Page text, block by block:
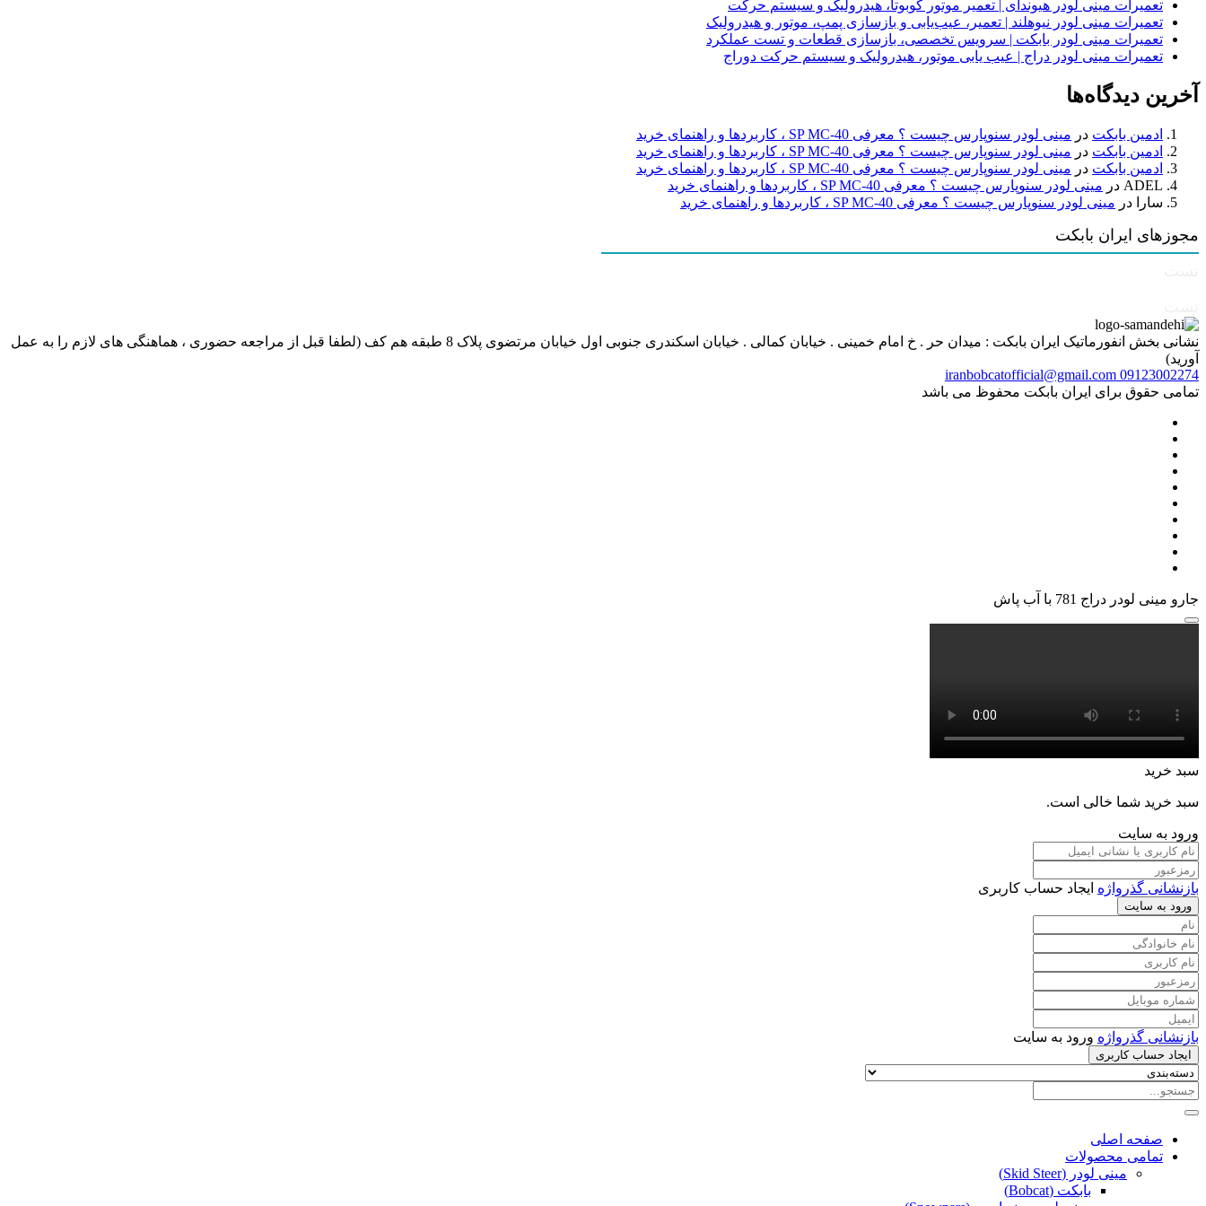
تعمیرات مینی لودر هیوندای | تعمیر موتور کوبوتا، هیدرولیک و سیستم حرکت
تعمیرات مینی لودر نیوهلند | تعمیر، عیب‌یابی و بازسازی پمپ، موتور و هیدرولیک
تعمیرات مینی لودر بابکت | سرویس تخصصی، بازسازی قطعات و تست عملکرد
تعمیرات مینی لودر دراج | عیب یابی موتور، هیدرولیک و سیستم حرکت دوراج
آخرین دیدگاه‌ها
ادمین بابکت در مینی لودر سنوپارس چیست ؟ معرفی SP MC-40 ، کاربردها و راهنمای خرید
ادمین بابکت در مینی لودر سنوپارس چیست ؟ معرفی SP MC-40 ، کاربردها و راهنمای خرید
ادمین بابکت در مینی لودر سنوپارس چیست ؟ معرفی SP MC-40 ، کاربردها و راهنمای خرید
ADEL در مینی لودر سنوپارس چیست ؟ معرفی SP MC-40 ، کاربردها و راهنمای خرید
سارا
در مینی لودر سنوپارس چیست ؟ معرفی SP MC-40 ، کاربردها و راهنمای خرید
مجوزهای ایران بابکت
نشانی بخش انفورماتیک ایران بابکت : میدان حر . خ امام خمینی . خیابان کمالی . خیابان اسکندری جنوبی اول خیابان مرتضوی پلاک 8 طبقه هم کف (لطفا قبل از مراجعه حضوری ، هماهنگی های لازم را به عمل
آورید)
09123002274
iranbobcatofficial@gmail.com
تمامی حقوق برای ایران بابکت محفوظ می باشد
جارو مینی لودر دراج 781 با آب پاش
سبد خرید
سبد خرید شما خالی است.
ورود به سایت
بازنشانی گذرواژه ایجاد حساب کاربری
ورود به سایت
بازنشانی گذرواژه ورود به سایت
ایجاد حساب کاربری
صفحه اصلی
تمامی محصولات
مینی لودر (Skid Steer)
بابکت (Bobcat)